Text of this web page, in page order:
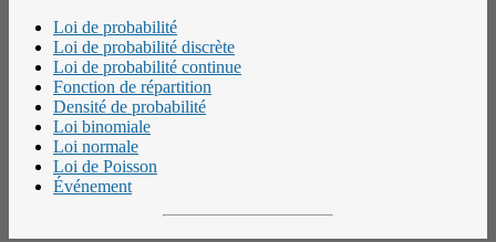
Loi de probabilité
Loi de probabilité discrète
Loi de probabilité continue
Fonction de répartition
Densité de probabilité
Loi binomiale
Loi normale
Loi de Poisson
Événement